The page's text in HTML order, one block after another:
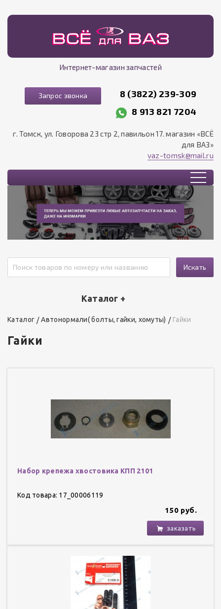
Интернет-магазин запчастей
Запрос звонка
8 (3822) 239-309
8 913 821 7204
г. Томск, ул. Говорова 23 стр 2, павильон 17. магазин «ВСЁ
для ВАЗ»
vaz-tomsk@mail.ru
Искать
Каталог +
Каталог Автонормали( болты, гайки, хомуты) Гайки
Гайки
Набор крепежа хвостовика КПП 2101
Код товара: 17_00006119
150 руб.
заказать